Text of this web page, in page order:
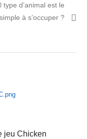
type d’animal est le
à s’occuper ?
jeu Chicken